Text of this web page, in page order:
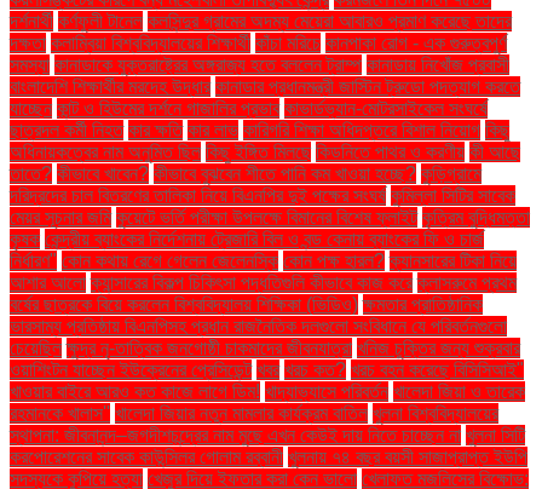
দর্শনার্থী কর্ণফুলী টানেল কলসিন্দুর গ্রামের অদম্য মেয়েরা আবারও প্রমাণ করেছে তাদের
দক্ষতা কলাম্বিয়া বিশ্ববিদ্যালয়ের শিক্ষার্থী কাঁচা মরিচে কানপাকা রোগ - এক গুরুত্বপুর্ণ
সমস্যা কানাডাকে যুক্তরাষ্ট্রের অঙ্গরাজ্য হতে বললেন ট্রাম্প কানাডায় নিখোঁজ প্রবাসী
বাংলাদেশি শিক্ষার্থীর মরদেহ উদ্ধার কানাডার প্রধানমন্ত্রী জাস্টিন ট্রুডো পদত্যাগ করতে
যাচ্ছেন কান্ট ও হিউমের দর্শনে গাজালির প্রভাব কাভার্ডভ্যান-মোটরসাইকেল সংঘর্ষে
ছাত্রদল কর্মী নিহত কার ক্ষতি কার লাভ কারিগরি শিক্ষা অধিদপ্তরে বিশাল নিয়োগ কিছু
অধিনায়কত্বের নাম অনুমিত ছিল কিছু ইঙ্গিত মিলছে কিডনিতে পাথর ও করণীয় কী আছে
তাতে? কীভাবে খাবেন? কীভাবে বুঝবেন শীতে পানি কম খাওয়া হচ্ছে? কুড়িগ্রামে
দরিদ্রদের চাল বিতরণের তালিকা নিয়ে বিএনপির দুই পক্ষের সংঘর্ষ কুমিল্লা সিটির সাবেক
মেয়র সূচনার জমি কুয়েটে ভর্তি পরীক্ষা উপলক্ষে বিমানের বিশেষ ফ্লাইট কৃত্রিম বুদ্ধিমত্তা
কৃষক কেন্দ্রীয় ব্যাংকের নির্দেশনায় ট্রেজারি বিল ও বন্ড কেনায় ব্যাংকের ফি ও চার্জ
নির্ধারণ" কোন কথায় রেগে গেলেন জেলেনস্কি কোন পক্ষ হারল? ক্যানসারের টিকা নিয়ে
আশার আলো ক্যান্সারের বিকল্প চিকিৎসা পদ্ধতিগুলি কীভাবে কাজ করে ক্লাসরুমে প্রথম
বর্ষের ছাত্রকে বিয়ে করলেন বিশ্ববিদ্যালয় শিক্ষিকা (ভিডিও) ক্ষমতার প্রাতিষ্ঠানিক
ভারসাম্য প্রতিষ্ঠায় বিএনপিসহ প্রধান রাজনৈতিক দলগুলো সংবিধানে যে পরিবর্তনগুলো
চেয়েছিল ক্ষুদ্র নৃ-তাত্বিক জনগোষ্ঠী চাকমাদের জীবনযাত্রা খনিজ চুক্তির জন্য শুক্রবার
ওয়াশিংটন যাচ্ছেন ইউক্রেনের প্রেসিডেন্ট খবর খরচ কত? খরচ বহন করেছে বিসিসিআই"
খাওয়ার বাইরে আরও কত কাজে লাগে ডিম! খাদ্যাভ্যাসে পরিবর্তন খালেদা জিয়া ও তারেক
রহমানকে খালাস'' খালেদা জিয়ার নতুন মামলার কার্যক্রম বাতিল খুলনা বিশ্ববিদ্যালয়ের
স্থাপনা: জীবনানন্দ–জগদীশচন্দ্রের নাম মুছে এখন কেউই দায় নিতে চাচ্ছেন না খুলনা সিটি
করপোরেশনের সাবেক কাউন্সিলর গোলাম রব্বানী খুলনায় ৭৪ বছর বয়সী সাজাপ্রাপ্ত ইউপি
সদস্যকে কুপিয়ে হত্যা খেজুর দিয়ে ইফতার করা কেন ভালো খেলাফত মজলিসের বিক্ষোভ: